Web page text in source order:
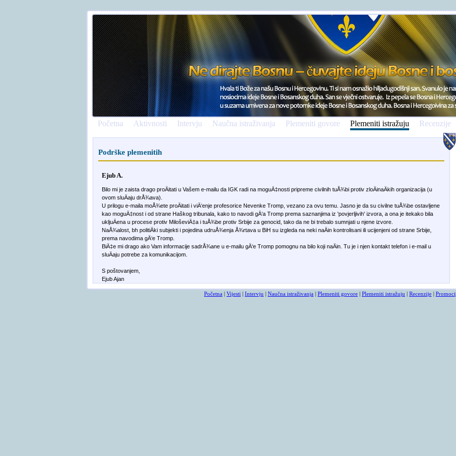
Početna Aktivnosti Intervju Naučna istraživanja Plemeniti govore Plemeniti istražuju Recenzije
Podrške plemenitih
Ejub A.
Bilo mi je zaista drago proÄitati u Vašem e-mailu da IGK radi na moguÄ‡nosti pripreme civilnih tuÅ¾bi protiv zloÄinaÄkih organizacija (u
ovom sluÄaju drÅ¾ava).
U prilogu e-maila moÅ¾ete proÄitati i viÄ‘enje profesorice Nevenke Tromp, vezano za ovu temu. Jasno je da su civilne tuÅ¾be ostavljene
kao moguÄ‡nost i od strane Haškog tribunala, kako to navodi gÄ‘a Tromp prema saznanjima iz 'povjerljivih' izvora, a ona je itekako bila
ukljuÄena u procese protiv MiloševiÄ‡a i tuÅ¾be protiv Srbije za genocid, tako da ne bi trebalo sumnjati u njene izvore.
NaÅ¾alost, bh politiÄki subjekti i pojedina udruÅ¾enja Å¾rtava u BiH su izgleda na neki naÄin kontrolisani ili ucijenjeni od strane Srbije,
prema navodima gÄ‘e Tromp.
BiÄ‡e mi drago ako Vam informacije sadrÅ¾ane u e-mailu gÄ‘e Tromp pomognu na bilo koji naÄin. Tu je i njen kontakt telefon i e-mail u
sluÄaju potrebe za komunikacijom.
S poštovanjem,
Ejub Ajan
Početna | Vijesti | Intervju | Naučna istraživanja | Plemeniti govore | Plemeniti istražuju | Recenzije |